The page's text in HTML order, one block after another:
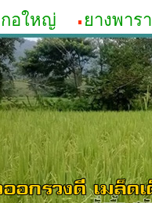
อใหญ่ ยางพารา